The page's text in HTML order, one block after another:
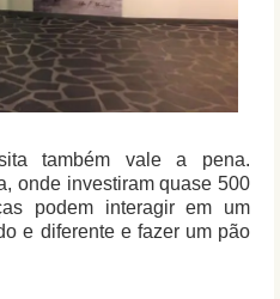
também vale a pena.
onde investiram quase 500
podem interagir em um
e diferente e fazer um pão